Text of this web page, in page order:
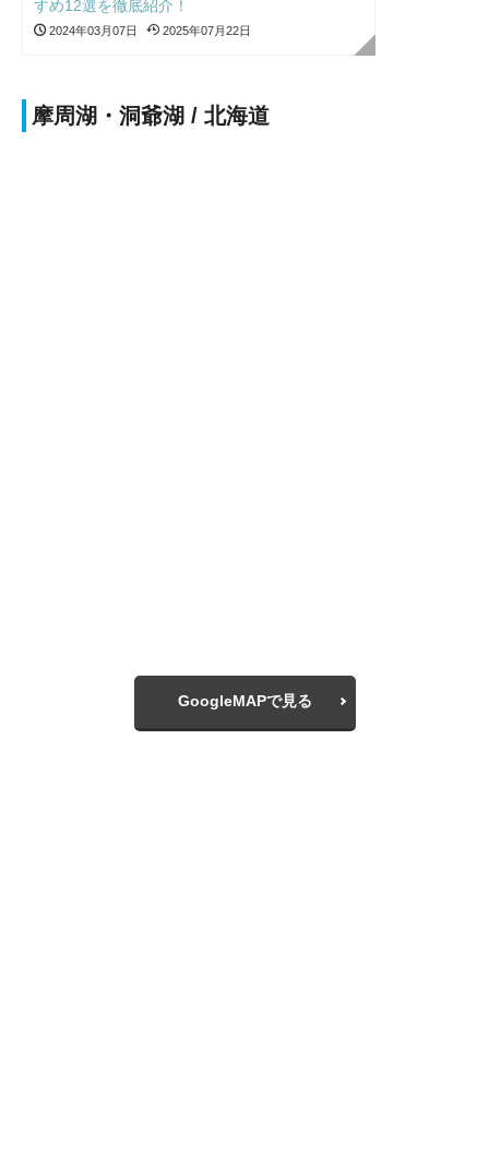
すめ12選を徹底紹介！
2024年03月07日 2025年07月22日
摩周湖・洞爺湖 / 北海道
GoogleMAPで見る